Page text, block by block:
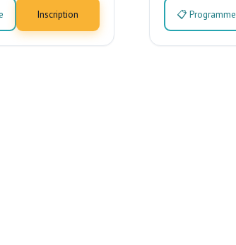
Inscription 📋 Programme